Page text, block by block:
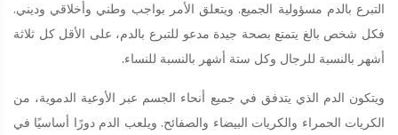
التبرع بالدم مسؤولية الجميع. ويتعلق الأمر بواجب وطني وأخلاقي وديني.
فكل شخص بالغ يتمتع بصحة جيدة مدعو للتبرع بالدم، على الأقل كل ثلاثة
أشهر بالنسبة للرجال وكل ستة أشهر بالنسبة للنساء.
ويتكون الدم الذي يتدفق في جميع أنحاء الجسم عبر الأوعية الدموية، من
الكريات الحمراء والكريات البيضاء والصفائح. ويلعب الدم دورًا أساسيًا في